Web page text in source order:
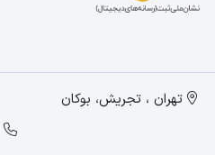
تهران ، تجریش، بوکان